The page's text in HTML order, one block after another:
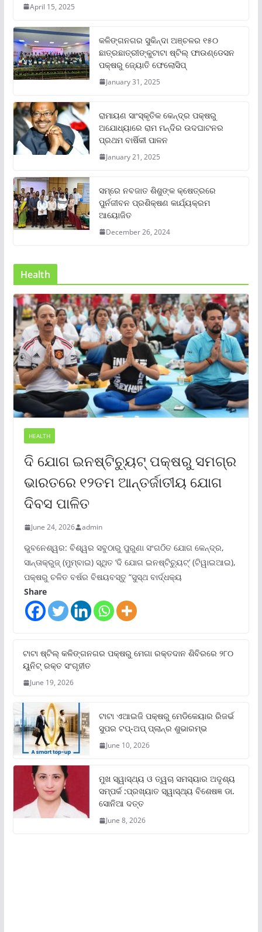
April 15, 2025
କଳିଙ୍ଗନଗର ସୁକିନ୍ଦା ଅଞ୍ଚଳର ୧୫୦
ଛାତ୍ରଛାତ୍ରୀଙ୍କୁଟାଟା ଷ୍ଟିଲ୍ ଫାଉଣ୍ଡେସନ
ପକ୍ଷରୁ ଜ୍ୟୋତି ଫେଲୋସିପ୍‌
January 31, 2025
ରାମାୟଣ ସାଂସ୍କୃତିକ କେନ୍ଦ୍ର ପକ୍ଷରୁ
ଅଯୋଧ୍ୟାରେ ରାମ ମନ୍ଦିର ଉଦଘାଟନର
ପ୍ରଥମ ବାର୍ଷିକୀ ପାଳନ
January 21, 2025
ସମ୍‌ରେ ନବଜାତ ଶିଶୁଙ୍କ କ୍ଷେତ୍ରରେ
ପୁର୍ନଜୀବନ ପ୍ରଶିକ୍ଷଣ କାର୍ଯ୍ୟକ୍ରମ
ଆୟୋଜିତ
December 26, 2024
Health
HEALTH
ଦି ଯୋଗ ଇନଷ୍ଟିଚ୍ୟୁଟ୍ ପକ୍ଷରୁ ସମଗ୍ର
ଭାରତରେ ୧୨ତମ ଆନ୍ତର୍ଜାତୀୟ ଯୋଗ
ଦିବସ ପାଳିତ
June 24, 2026 admin
ଭୁବନେଶ୍ୱର: ବିଶ୍ୱର ସବୁଠାରୁ ପୁରୁଣା ସଂଗଠିତ ଯୋଗ କେନ୍ଦ୍ର,
ସାନ୍ତାକ୍ରୁଜ୍ (ମୁମ୍ବାଇ) ସ୍ଥିତ ‘ଦି ଯୋଗ ଇନଷ୍ଟିଚ୍ୟୁଟ୍‌’ (ଟିୱାଇଆଇ),
ପକ୍ଷରୁ ଚଳିତ ବର୍ଷର ବିଷୟବସ୍ତୁ “ସୁସ୍ଥ ବାର୍ଦ୍ଧକ୍ୟ
Share
ଟାଟା ଷ୍ଟିଲ୍‌ କଳିଙ୍ଗନଗର ପକ୍ଷରୁ ମେଗା ରକ୍ତଦାନ ଶିବିରରେ ୨୮୦
ୟୁନିଟ୍‌ ରକ୍ତ ସଂଗୃହୀତ
June 19, 2026
ଟାଟା ଏଆଇଜି ପକ୍ଷରୁ ମେଡିକେୟାର ରିଜର୍ଭ
ସୁପର ଟପ୍‌-ଅପ୍ ପ୍ଲାନ୍‌ର ଶୁଭାରମ୍ଭ
June 10, 2026
ମୁଖ ସ୍ୱାସ୍ଥ୍ୟ ଓ ତ୍ୱଚା ସମସ୍ୟାର ଅଦୃଶ୍ୟ
ସମ୍ପର୍କ :ପ୍ରଖ୍ୟାତ ସ୍ୱାସ୍ଥ୍ୟ ବିଶେଷଜ୍ଞ ଡା.
ସୋନିଆ ଦତ୍ତ
June 8, 2026